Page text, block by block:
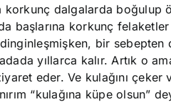
korkunç dalgalarda boğulup
başlarına korkunç
bir sebepten
yıllarca kalır. Artık o
eder. Ve kulağını çeker
“kulağına küpe olsun”